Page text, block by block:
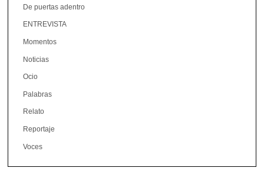
De puertas adentro
ENTREVISTA
Momentos
Noticias
Ocio
Palabras
Relato
Reportaje
Voces